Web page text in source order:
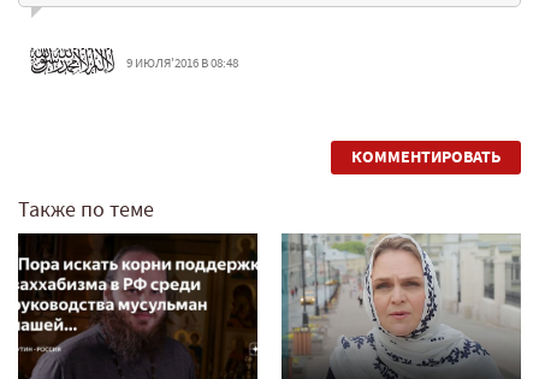
9 ИЮЛЯ'2016 В 08:48
КОММЕНТИРОВАТЬ
Также по теме